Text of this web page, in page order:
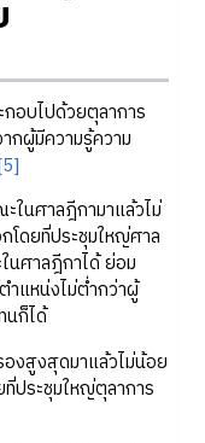
บไปด้วยตุลาการ
กผู้มีความรู้ความ
ศาลฎีกามาแล้วไม่
โดยที่ประชุมใหญ่ศาล
ศาลฎีกาได้ ย่อม
ำแหน่งไม่ต่ำกว่าผู้
นก็ได้
สูงสุดมาแล้วไม่น้อย
ประชุมใหญ่ตุลาการ